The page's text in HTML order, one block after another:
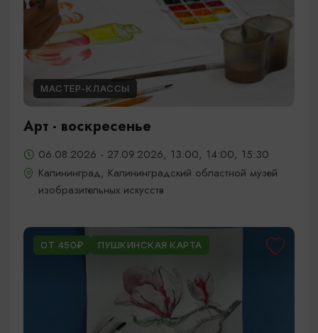
МАСТЕР-КЛАССЫ
Арт - воскресенье
06.08.2026 - 27.09.2026, 13:00, 14:00, 15:30
Калининград, Калининградский областной музей
изобразительных искусств
ОТ 450₽ ПУШКИНСКАЯ КАРТА